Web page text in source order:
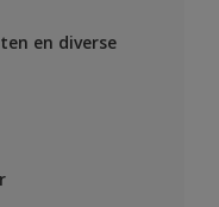
en diverse